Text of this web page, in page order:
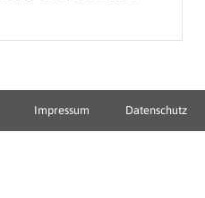
Impressum Datenschutz